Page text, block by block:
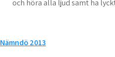
och höra alla ljud samt ha
Inläggsnavigering
Nämndö 2013